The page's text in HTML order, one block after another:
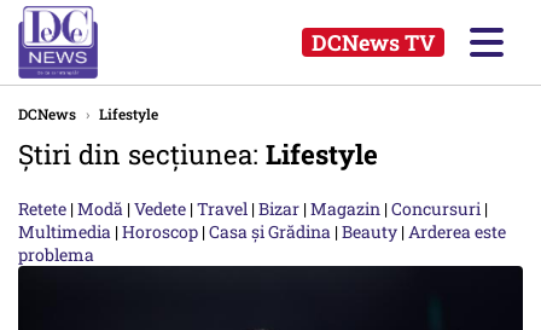
DCNews TV
DCNews › Lifestyle
Știri din secțiunea: Lifestyle
Retete |Modă |Vedete |Travel |Bizar |Magazin |Concursuri |
Multimedia |Horoscop |Casa și Grădina |Beauty |Arderea este
problema